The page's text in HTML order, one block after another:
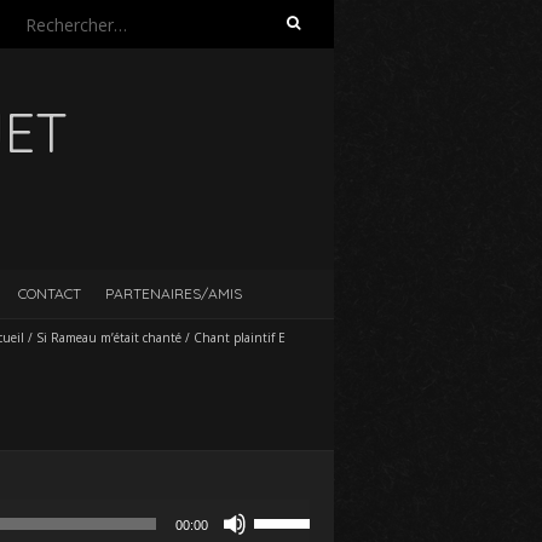
Rechercher :
CONTACT PARTENAIRES/AMIS
/ Si Rameau m’était chanté / Chant plaintif E
00:00
les